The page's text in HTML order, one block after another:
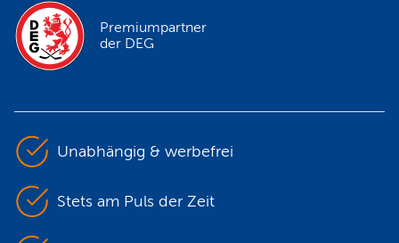
Premiumpartner
der DEG
Unabhängig & werbefrei
Stets am Puls der Zeit